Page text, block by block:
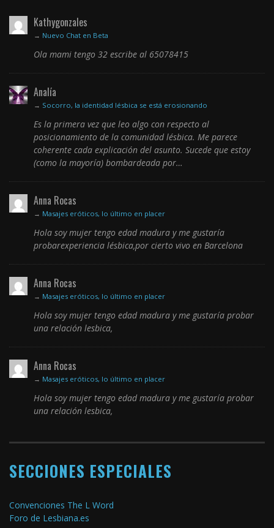
Kathygonzales
→ Nuevo Chat en Beta
Ola mami tengo 32 escribe al 65078415
Analía
→ Socorro, la identidad lésbica se está erosionando
Es la primera vez que leo algo con respecto al
posicionamiento de la comunidad lésbica. Me parece
coherente cada explicación del asunto. Sucede que estoy
(como la mayoría) bombardeada por…
Anna Rocas
→ Masajes eróticos, lo último en placer
Hola soy mujer tengo edad madura y me gustaría
probarexperiencia lésbica,por cierto vivo en Barcelona
Anna Rocas
→ Masajes eróticos, lo último en placer
Hola soy mujer tengo edad madura y me gustaría probar
una relación lesbica,
Anna Rocas
→ Masajes eróticos, lo último en placer
Hola soy mujer tengo edad madura y me gustaría probar
una relación lesbica,
SECCIONES ESPECIALES
Convenciones The L Word
Foro de Lesbiana.es